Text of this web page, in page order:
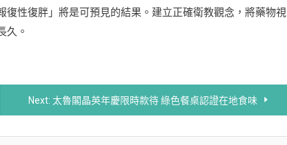
性復胖」將是可預見的結果。建立正確衛教觀念，將藥物視
久。
Next: 太魯閣晶英年慶限時款待 綠色餐桌認證在地食味